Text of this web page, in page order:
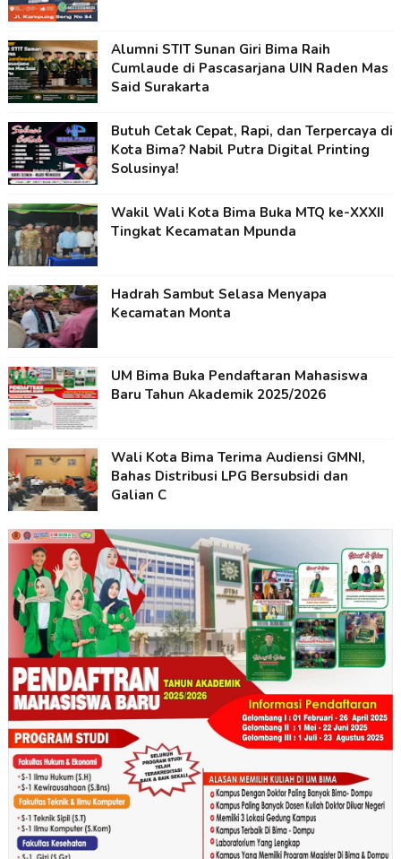
Alumni STIT Sunan Giri Bima Raih
Cumlaude di Pascasarjana UIN Raden Mas
Said Surakarta
Butuh Cetak Cepat, Rapi, dan Terpercaya di
Kota Bima? Nabil Putra Digital Printing
Solusinya!
Wakil Wali Kota Bima Buka MTQ ke-XXXII
Tingkat Kecamatan Mpunda
Hadrah Sambut Selasa Menyapa
Kecamatan Monta
UM Bima Buka Pendaftaran Mahasiswa
Baru Tahun Akademik 2025/2026
Wali Kota Bima Terima Audiensi GMNI,
Bahas Distribusi LPG Bersubsidi dan
Galian C